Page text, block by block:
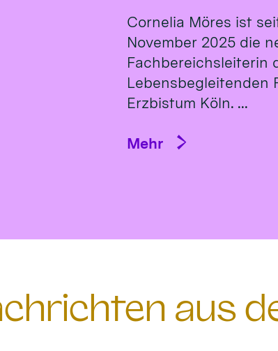
Cornelia Möres ist
November 2025 die
Fachbereichsleiterin
Lebensbegleitenden
Erzbistum Köln. ...
Mehr
aus